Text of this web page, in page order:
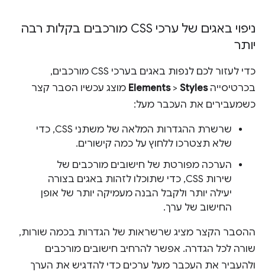
ניפוי באגים של ערכי CSS מורכבים בקלות רבה
יותר
כדי לעזור לכם לנפות באגים בערכי CSS מורכבים,
בכרטיסייה
Elements> Styles
מוצג עכשיו הסבר קצר
כשמעבירים את העכבר מעל:
שרשרת ההגדרות המלאה של משתני CSS, כדי
שלא תצטרכו ללחוץ על כמה קישורים.
הערכה מפורטת של חישובים מורכבים של
שירות CSS, כדי שתוכלו לזהות באגים בצורה
יעילה יותר ולקבל הבנה מעמיקה יותר של אופן
החישוב של ערך.
ההסבר הקצר מציג שרשראות של הגדרות בכמה שורות,
שורה לכל הגדרה. אפשר להרחיב חישובים מורכבים
ולהעביר את העכבר מעל ערכים כדי להדגיש את הערך